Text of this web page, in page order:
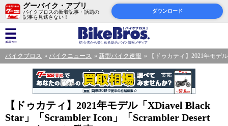
グーバイク・アプリ
バイクブロスの新着記事・話題の
記事を見逃さない！
ダウンロード
バイクブロス バイクニュース 新型バイク速報 【ドゥカティ】2021年モデ
【ドゥカティ】2021年モデル「XDiavel Black
Star」「Scrambler Icon」「Scrambler Desert